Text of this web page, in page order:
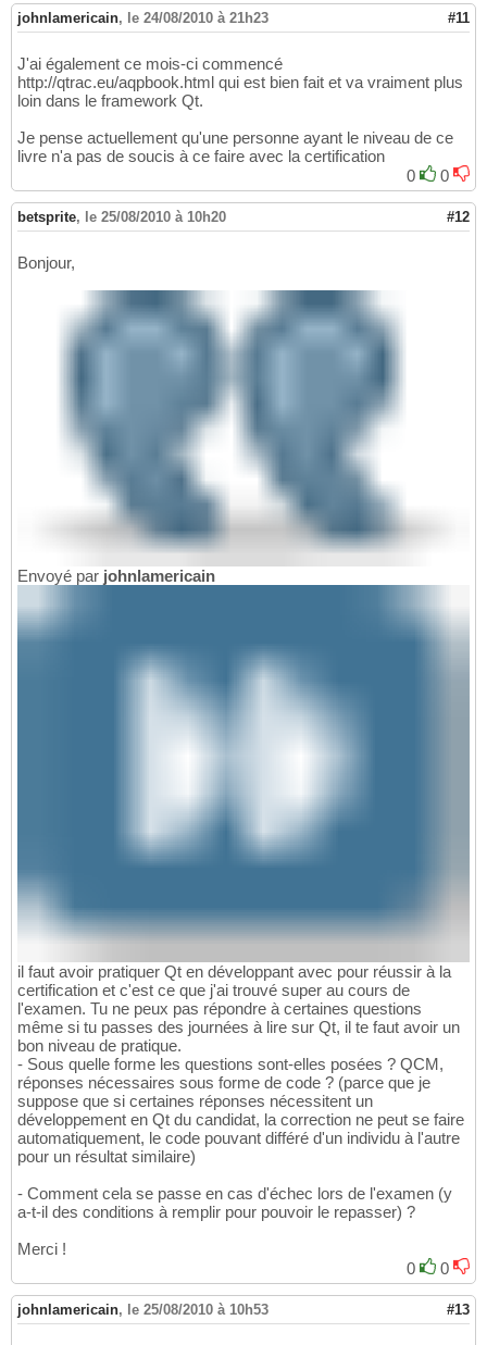
johnlamericain, le 24/08/2010 à 21h23 #11
J'ai également ce mois-ci commencé
http://qtrac.eu/aqpbook.html qui est bien fait et va vraiment plus
loin dans le framework Qt.
Je pense actuellement qu'une personne ayant le niveau de ce
livre n'a pas de soucis à ce faire avec la certification
0
0
betsprite, le 25/08/2010 à 10h20 #12
Bonjour,
Envoyé par johnlamericain
il faut avoir pratiquer Qt en développant avec pour réussir à la
certification et c'est ce que j'ai trouvé super au cours de
l'examen. Tu ne peux pas répondre à certaines questions
même si tu passes des journées à lire sur Qt, il te faut avoir un
bon niveau de pratique.
- Sous quelle forme les questions sont-elles posées ? QCM,
réponses nécessaires sous forme de code ? (parce que je
suppose que si certaines réponses nécessitent un
développement en Qt du candidat, la correction ne peut se faire
automatiquement, le code pouvant différé d'un individu à l'autre
pour un résultat similaire)
- Comment cela se passe en cas d'échec lors de l'examen (y
a-t-il des conditions à remplir pour pouvoir le repasser) ?
Merci !
0
0
johnlamericain, le 25/08/2010 à 10h53 #13